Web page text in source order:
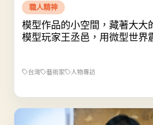
職人精神
模型作品的小空間，藏著大
模型玩家王丞邑，用微型世界
台灣 藝術家 人物專訪